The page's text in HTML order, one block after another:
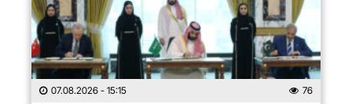
07.08.2026 - 15:15 76